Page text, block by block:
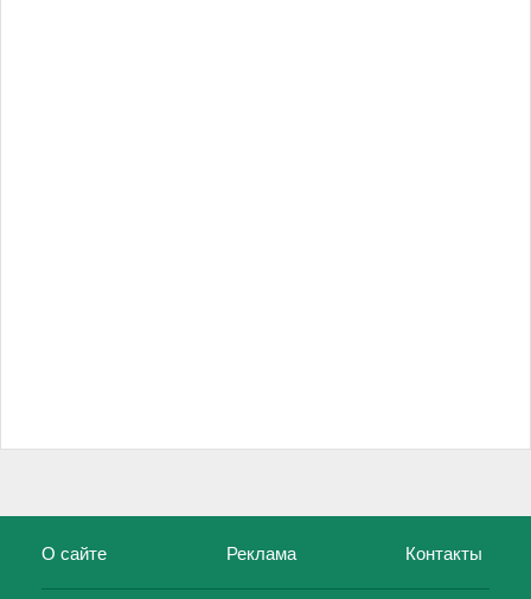
О сайте Реклама Контакты